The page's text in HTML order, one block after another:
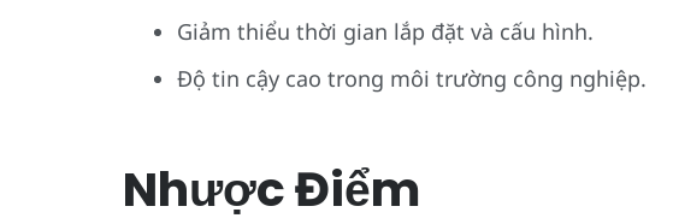
Giảm thiểu thời gian lắp đặt và cấu hình.
Độ tin cậy cao trong môi trường công nghiệp.
Nhược Điểm